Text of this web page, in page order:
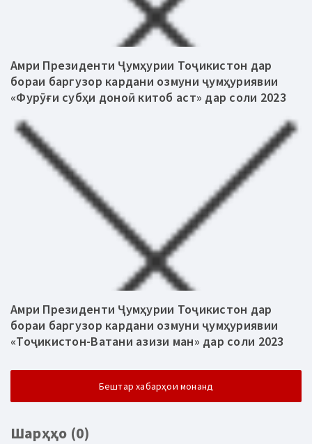
Амри Президенти Ҷумҳурии Тоҷикистон дар
бораи баргузор кардани озмуни ҷумҳуриявии
«Фурӯғи субҳи доноӣ китоб аст» дар соли 2023
Амри Президенти Ҷумҳурии Тоҷикистон дар
бораи баргузор кардани озмуни ҷумҳуриявии
«Тоҷикистон-Ватани азизи ман» дар соли 2023
Бештар хабарҳои монанд
Шарҳҳо (0)